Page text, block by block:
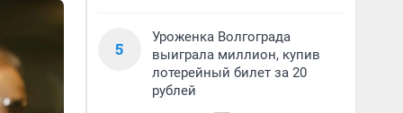
5
Уроженка Волгограда
выиграла миллион, купив
лотерейный билет за 20
рублей